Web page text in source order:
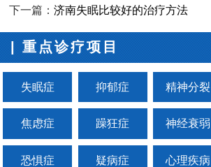
下一篇：济南失眠比较好的治疗方法
| 重点诊疗项目
失眠症 抑郁症 精神分裂
焦虑症 躁狂症 神经衰弱
恐惧症 疑病症 心理疾病